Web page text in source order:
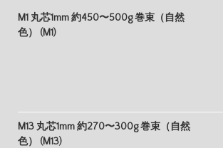
M1 丸芯1mm 約450〜500g 巻束（自然
色） (M1)
M13 丸芯1mm 約270〜300g 巻束（自然
色） (M13)